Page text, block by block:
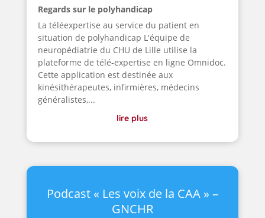
Regards sur le polyhandicap
La téléexpertise au service du patient en
situation de polyhandicap L'équipe de
neuropédiatrie du CHU de Lille utilise la
plateforme de télé-expertise en ligne Omnidoc.
Cette application est destinée aux
kinésithérapeutes, infirmières, médecins
généralistes,...
lire plus
Podcast « Les voix de la CAA » –
GNCHR